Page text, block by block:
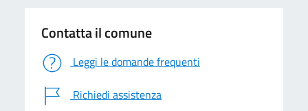
Contatta il comune
Leggi le domande frequenti
Richiedi assistenza